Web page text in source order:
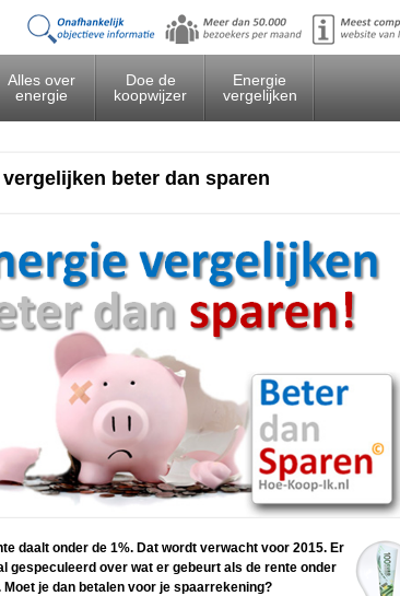
Alles over
energie
Doe de
koopwijzer
Energie
vergelijken
beter dan sparen
daalt onder de 1%. Dat wordt verwacht voor 2015. Er
gespeculeerd over wat er gebeurt als de rente onder
Moet je dan betalen voor je spaarrekening?